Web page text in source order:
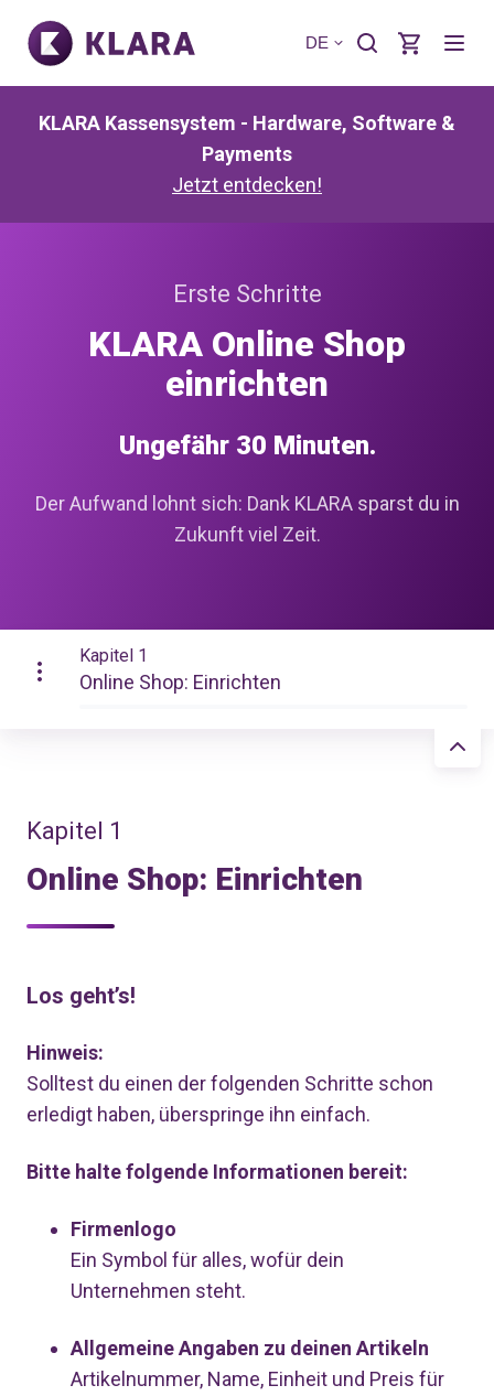
DE
KLARA Kassensystem - Hardware, Software &
Payments
Jetzt entdecken!
Erste Schritte
KLARA Online Shop
einrichten
Ungefähr 30 Minuten.
Der Aufwand lohnt sich: Dank KLARA sparst du in
Zukunft viel Zeit.
Kapitel 1
Online Shop: Einrichten
Kapitel 1
Online Shop: Einrichten
Los geht’s!
Hinweis:
Solltest du einen der folgenden Schritte schon
erledigt haben, überspringe ihn einfach.
Bitte halte folgende Informationen bereit:
Firmenlogo
Ein Symbol für alles, wofür dein
Unternehmen steht.
Allgemeine Angaben zu deinen Artikeln
Artikelnummer, Name, Einheit und Preis für